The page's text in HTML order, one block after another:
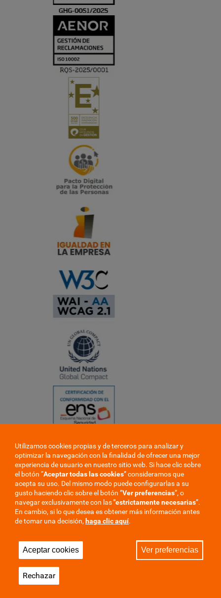
❮
Privacidad Cookies
Utilizamos cookies propias y de terceros para analizar y
optimizar la navegación con la finalidad de ofrecer una mejor
experiencia de usuario en nuestro sitio web. Si hace clic sobre
el botón “Aceptar todas las cookies” consideramos que
acepta su uso. Del mismo modo puede configurarlas a su
gusto haciendo clic sobre el botón ”Ver preferencias”, o
navegar exclusivamente con las"estrictamentenecesarias”.
En cambio, si lo que desea es obtener más información antes
de tomar una decisión, haga clic aquí.
Aceptar cookies Ver preferencias
Rechazar